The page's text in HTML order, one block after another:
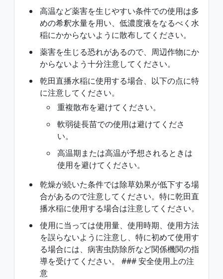
高温など薬害を生じやすい条件での使用は多
めの希釈水量を用い、低濃度液をなるべく水
稲にかからないように散布してください。
薬害を生じる恐れがあるので、周辺作物にか
からないよう十分注意してください。
乾田直播水稲に使用する場合、以下の点に特
に注意してください。
重複散布を避けてください。
軟弱徒長苗での使用は避けてくださ
い。
高温期または高温が予想されるときは
使用を避けてください。
乾燥が続いた条件では除草効果が低下する場
合があるので注意してください。特に乾田直
播水稲に使用する場合は注意してください。
使用に当っては使用量、使用時期、使用方法
を誤らないように注意し、特に初めて使用す
る場合には、病害虫防除所など関係機関の指
導を受けてください。 ### 安全使用上の注
意